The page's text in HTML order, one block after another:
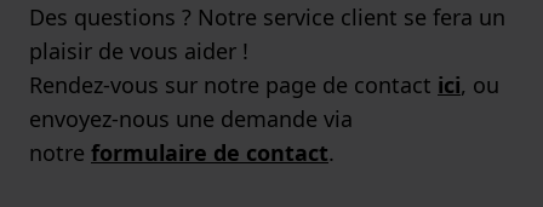
Des questions ? Notre service client se fera un
plaisir de vous aider !
Rendez-vous sur notre page de contact ici, ou
envoyez-nous une demande via
notre formulaire de contact.